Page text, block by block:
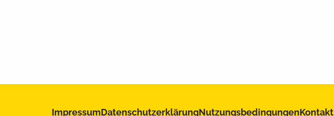
ImpressumDatenschutzerklärungNutzungsbedingungenKontakt